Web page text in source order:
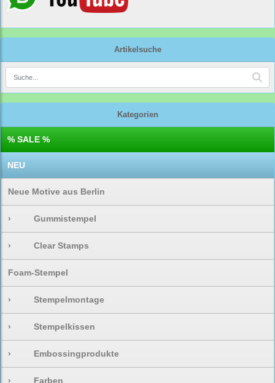
Artikelsuche
Kategorien
% SALE %
NEU
Neue Motive aus Berlin
› Gummistempel
› Clear Stamps
Foam-Stempel
› Stempelmontage
› Stempelkissen
› Embossingprodukte
› Farben